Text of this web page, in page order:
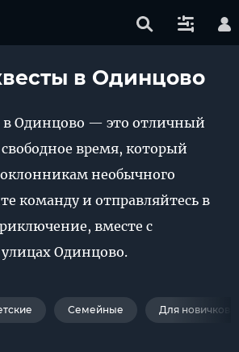
в Одинцово
в Одинцово — это отличный
свободное время, который
необычного
команду и отправляйтесь в
вместе с
Одинцово.
Семейные Для новичков